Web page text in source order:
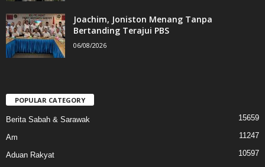
Joachim, Joniston Menang Tanpa
Bertanding Terajui PBS
06/08/2026
POPULAR CATEGORY
Berita Sabah & Sarawak 15659
Am 11247
Aduan Rakyat
10597